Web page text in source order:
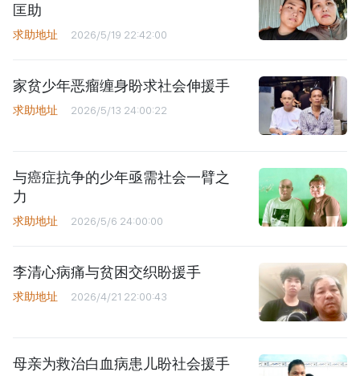
匡助
求助地址 2026/5/19 22:42:00
家贫少年恶瘤缠身盼求社会伸援手
求助地址 2026/5/13 24:00:22
与癌症抗争的少年亟需社会一臂之
力
求助地址 2026/5/6 24:00:00
李清心病痛与贫困交织盼援手
求助地址 2026/4/21 22:00:43
母亲为救治白血病患儿盼社会援手